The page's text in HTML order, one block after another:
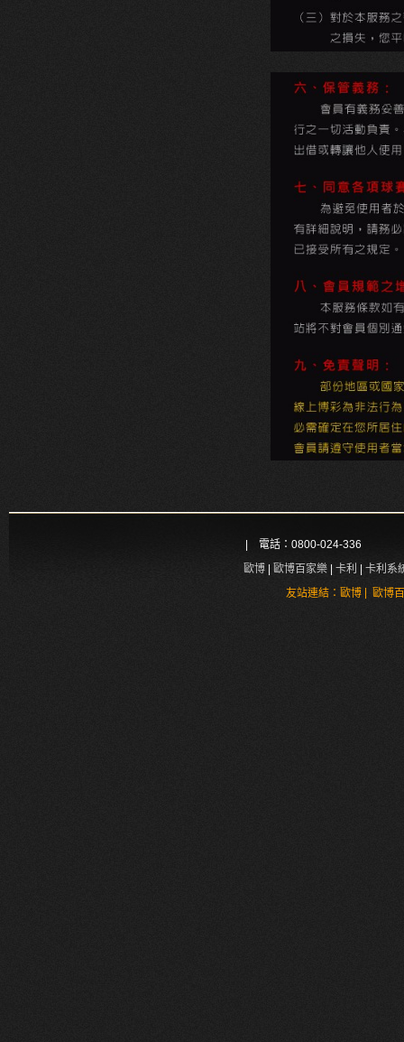
| 電話：0800-024-336
歐博 | 歐博百家樂 | 卡利 | 卡利系
友站連結： 歐博| 歐博